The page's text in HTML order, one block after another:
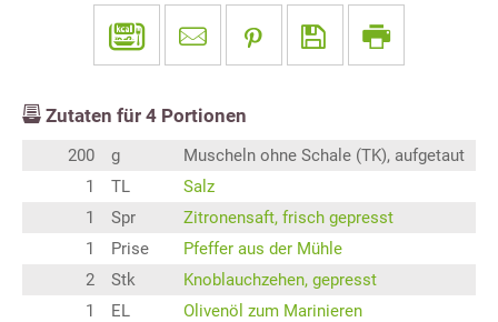
Zutaten für 4 Portionen
200 g
Muscheln ohne Schale (TK), aufgetaut
1
TL
Salz
1
Spr
Zitronensaft, frisch gepresst
1
Prise
Pfeffer aus der Mühle
2
Stk
Knoblauchzehen, gepresst
1
EL
Olivenöl zum Marinieren